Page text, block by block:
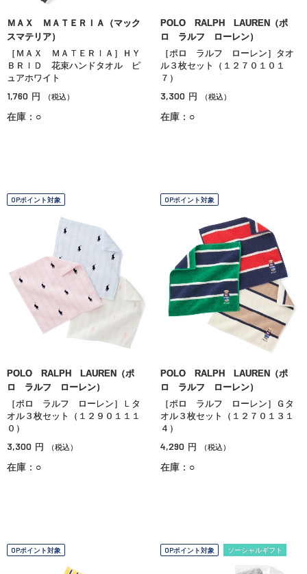
ＭＡＸ ＭＡＴＥＲＩＡ（マック
スマテリア）
［ＭＡＸ ＭＡＴＥＲＩＡ］ＨＹ
ＢＲＩＤ 花束ハンドタオル ピ
ュアホワイト
1,760 円 （税込）
在庫：○
POLO RALPH LAUREN（ポ
ロ ラルフ ローレン）
［ポロ ラルフ ローレン］タオ
ル３枚セット（１２７０１０１
７）
3,300 円 （税込）
在庫：○
OPポイント対象
POLO RALPH LAUREN（ポ
ロ ラルフ ローレン）
［ポロ ラルフ ローレン］Ｌタ
オル３枚セット（１２９０１１１
０）
3,300 円 （税込）
在庫：○
OPポイント対象
POLO RALPH LAUREN（ポ
ロ ラルフ ローレン）
［ポロ ラルフ ローレン］Ｇタ
オル３枚セット（１２７０１３１
４）
4,290 円 （税込）
在庫：○
OPポイント対象 OPポイント対象 ソーシャルギフト